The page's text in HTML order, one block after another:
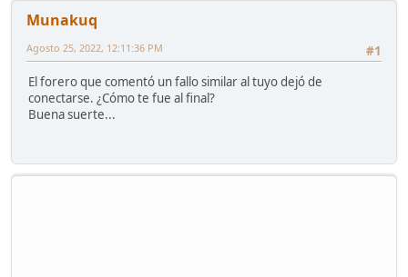
Munakuq
#1
Agosto 25, 2022, 12:11:36 PM
El forero que comentó un fallo similar al tuyo dejó de
conectarse. ¿Cómo te fue al final?
Buena suerte...